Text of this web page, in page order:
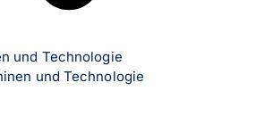
und Technologie
und Technologie